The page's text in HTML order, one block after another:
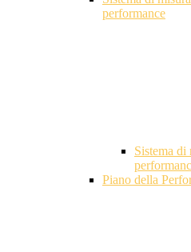
performance
Sistema di
Piano della